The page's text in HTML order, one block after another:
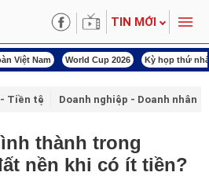
TIN MỚI
Việt Nam World Cup 2026 Kỳ họp thứ
Tiền tệ Doanh nghiệp - Doanh nhân
thành trong
nền khi có ít tiền?